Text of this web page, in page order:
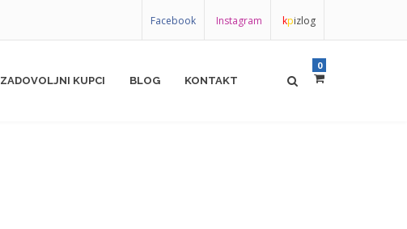
Facebook Instagram kpizlog
ZADOVOLJNI KUPCI BLOG KONTAKT
0